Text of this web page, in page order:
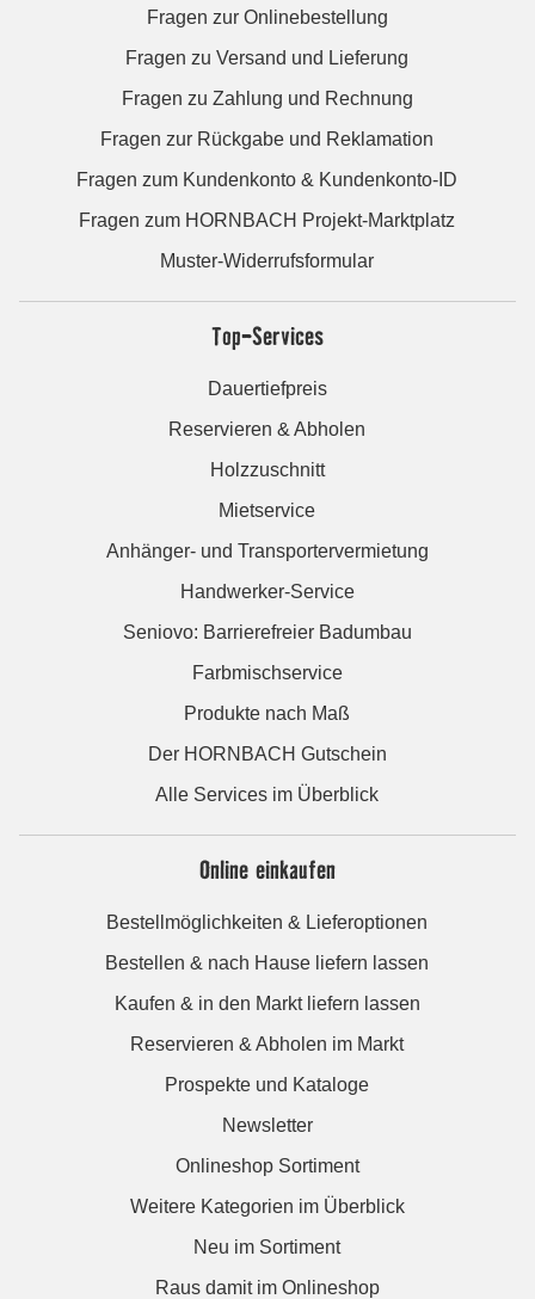
Fragen zur Onlinebestellung
Fragen zu Versand und Lieferung
Fragen zu Zahlung und Rechnung
Fragen zur Rückgabe und Reklamation
Fragen zum Kundenkonto & Kundenkonto-ID
Fragen zum HORNBACH Projekt-Marktplatz
Muster-Widerrufsformular
Top-Services
Dauertiefpreis
Reservieren & Abholen
Holzzuschnitt
Mietservice
Anhänger- und Transportervermietung
Handwerker-Service
Seniovo: Barrierefreier Badumbau
Farbmischservice
Produkte nach Maß
Der HORNBACH Gutschein
Alle Services im Überblick
Online einkaufen
Bestellmöglichkeiten & Lieferoptionen
Bestellen & nach Hause liefern lassen
Kaufen & in den Markt liefern lassen
Reservieren & Abholen im Markt
Prospekte und Kataloge
Newsletter
Onlineshop Sortiment
Weitere Kategorien im Überblick
Neu im Sortiment
Raus damit im Onlineshop